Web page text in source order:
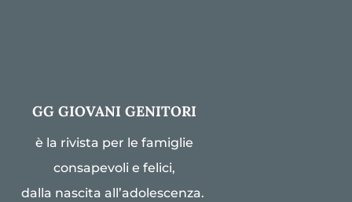
GG GIOVANI GENITORI
è la rivista per le famiglie
consapevoli e felici,
dalla nascita all’adolescenza.